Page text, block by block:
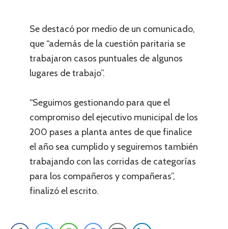
Se destacó por medio de un comunicado,
que “además de la cuestión paritaria se
trabajaron casos puntuales de algunos
lugares de trabajo”.
“Seguimos gestionando para que el
compromiso del ejecutivo municipal de los
200 pases a planta antes de que finalice
el año sea cumplido y seguiremos también
trabajando con las corridas de categorías
para los compañeros y compañeras”,
finalizó el escrito.